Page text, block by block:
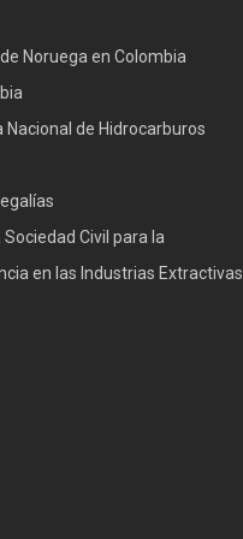
Noruega en Colombia
Nacional de Hidrocarburos
Sociedad Civil para la
en las Industrias Extractivas